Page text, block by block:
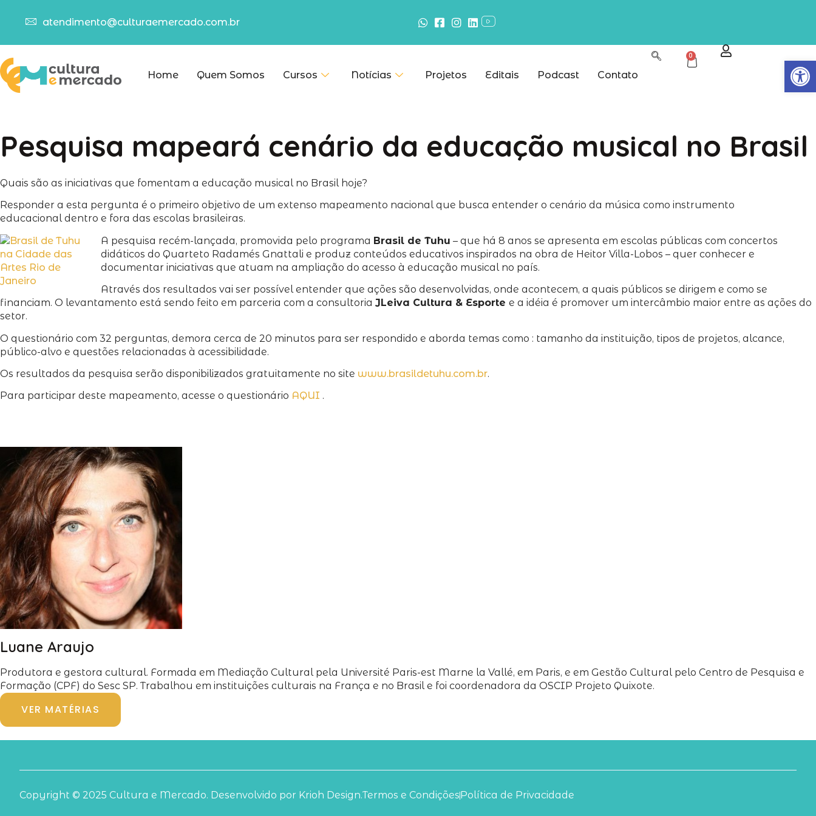
Abrir
atendimento@culturaemercado.com.br
Home Quem Somos Cursos Notícias Projetos Editais Podcast Contato
0
Pesquisa mapeará cenário da educação musical no Brasil
Quais são as iniciativas que fomentam a educação musical no Brasil hoje?
Responder a esta pergunta é o primeiro objetivo de um extenso mapeamento nacional que busca entender o cenário da música como instrumento
educacional dentro e fora das escolas brasileiras.
A pesquisa recém-lançada, promovida pelo programa Brasil de Tuhu – que há 8 anos se apresenta em escolas públicas com concertos
didáticos do Quarteto Radamés Gnattali e produz conteúdos educativos inspirados na obra de Heitor Villa-Lobos – quer conhecer e
documentar iniciativas que atuam na ampliação do acesso à educação musical no país.
Através dos resultados vai ser possível entender que ações são desenvolvidas, onde acontecem, a quais públicos se dirigem e como se
financiam. O levantamento está sendo feito em parceria com a consultoria JLeiva Cultura & Esporte e a idéia é promover um intercâmbio maior entre as ações do
setor.
O questionário com 32 perguntas, demora cerca de 20 minutos para ser respondido e aborda temas como : tamanho da instituição, tipos de projetos, alcance,
público-alvo e questões relacionadas à acessibilidade.
Os resultados da pesquisa serão disponibilizados gratuitamente no site www.brasildetuhu.com.br.
Para participar deste mapeamento, acesse o questionário AQUI .
Luane Araujo
Produtora e gestora cultural. Formada em Mediação Cultural pela Université Paris-est Marne la Vallé, em Paris, e em Gestão Cultural pelo Centro de Pesquisa e
Formação (CPF) do Sesc SP. Trabalhou em instituições culturais na França e no Brasil e foi coordenadora da OSCIP Projeto Quixote.
VER MATÉRIAS
Copyright © 2025 Cultura e Mercado. Desenvolvido por Krioh Design.Termos e CondiçõesPolítica de Privacidade